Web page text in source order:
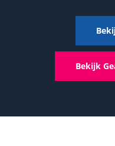
Bekijk